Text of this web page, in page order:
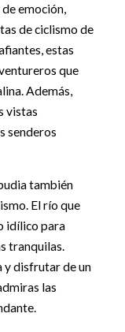
emoción,
de ciclismo de
estas
que
Además,
vistas
senderos
también
El río que
idílico para
tranquilas.
y disfrutar de un
las